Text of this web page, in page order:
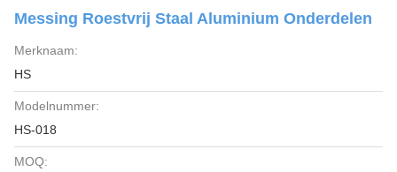
Messing Roestvrij Staal Aluminium Onderdelen
Merknaam:
HS
Modelnummer:
HS-018
MOQ: